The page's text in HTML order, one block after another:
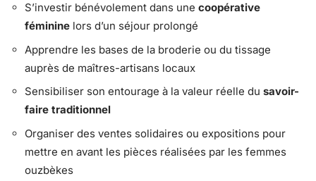
S’investir bénévolement dans une coopérative
féminine lors d’un séjour prolongé
Apprendre les bases de la broderie ou du tissage
auprès de maîtres-artisans locaux
Sensibiliser son entourage à la valeur réelle du savoir-
faire traditionnel
Organiser des ventes solidaires ou expositions pour
mettre en avant les pièces réalisées par les femmes
ouzbèkes